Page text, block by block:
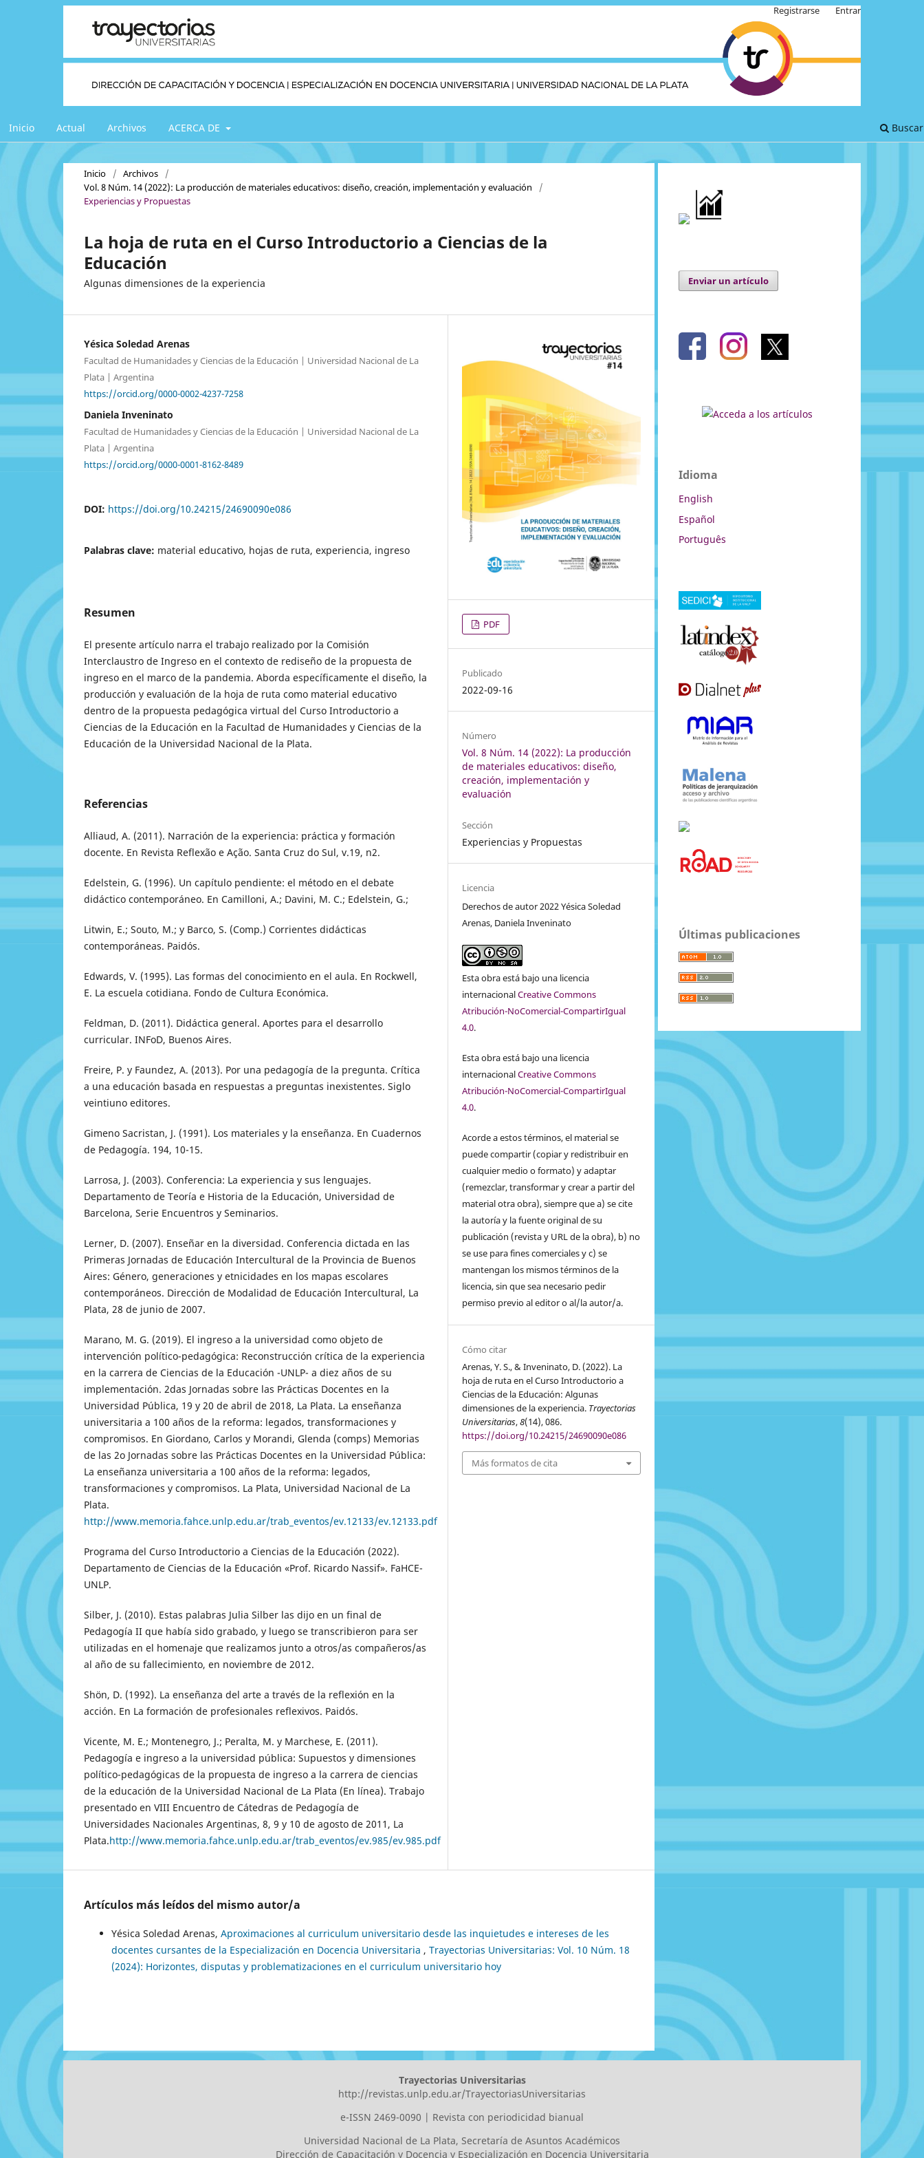
Inicio Actual Archivos ACERCA DE Buscar
Registrarse Entrar
Inicio / Archivos
/
Vol. 8 Núm. 14 (2022): La producción de materiales educativos: diseño, creación, implementación y evaluación
/
Experiencias y Propuestas
La hoja de ruta en el Curso Introductorio a Ciencias de la
Educación
Algunas dimensiones de la experiencia
Yésica Soledad Arenas
Facultad de Humanidades y Ciencias de la Educación | Universidad Nacional de La
Plata | Argentina
https://orcid.org/0000-0002-4237-7258
Daniela Inveninato
Facultad de Humanidades y Ciencias de la Educación | Universidad Nacional de La
Plata | Argentina
https://orcid.org/0000-0001-8162-8489
DOI: https://doi.org/10.24215/24690090e086
Palabras clave: material educativo, hojas de ruta, experiencia, ingreso
Resumen
El presente artículo narra el trabajo realizado por la Comisión
Interclaustro de Ingreso en el contexto de rediseño de la propuesta de
ingreso en el marco de la pandemia. Aborda específicamente el diseño, la
producción y evaluación de la hoja de ruta como material educativo
dentro de la propuesta pedagógica virtual del Curso Introductorio a
Ciencias de la Educación en la Facultad de Humanidades y Ciencias de la
Educación de la Universidad Nacional de la Plata.
Referencias
Alliaud, A. (2011). Narración de la experiencia: práctica y formación
docente. En Revista Reflexão e Ação. Santa Cruz do Sul, v.19, n2.
Edelstein, G. (1996). Un capítulo pendiente: el método en el debate
didáctico contemporáneo. En Camilloni, A.; Davini, M. C.; Edelstein, G.;
Litwin, E.; Souto, M.; y Barco, S. (Comp.) Corrientes didácticas
contemporáneas. Paidós.
Edwards, V. (1995). Las formas del conocimiento en el aula. En Rockwell,
E. La escuela cotidiana. Fondo de Cultura Económica.
Feldman, D. (2011). Didáctica general. Aportes para el desarrollo
curricular. INFoD, Buenos Aires.
Freire, P. y Faundez, A. (2013). Por una pedagogía de la pregunta. Crítica
a una educación basada en respuestas a preguntas inexistentes. Siglo
veintiuno editores.
Gimeno Sacristan, J. (1991). Los materiales y la enseñanza. En Cuadernos
de Pedagogía. 194, 10-15.
Larrosa, J. (2003). Conferencia: La experiencia y sus lenguajes.
Departamento de Teoría e Historia de la Educación, Universidad de
Barcelona, Serie Encuentros y Seminarios.
Lerner, D. (2007). Enseñar en la diversidad. Conferencia dictada en las
Primeras Jornadas de Educación Intercultural de la Provincia de Buenos
Aires: Género, generaciones y etnicidades en los mapas escolares
contemporáneos. Dirección de Modalidad de Educación Intercultural, La
Plata, 28 de junio de 2007.
Marano, M. G. (2019). El ingreso a la universidad como objeto de
intervención político-pedagógica: Reconstrucción crítica de la experiencia
en la carrera de Ciencias de la Educación -UNLP- a diez años de su
implementación. 2das Jornadas sobre las Prácticas Docentes en la
Universidad Pública, 19 y 20 de abril de 2018, La Plata. La enseñanza
universitaria a 100 años de la reforma: legados, transformaciones y
compromisos. En Giordano, Carlos y Morandi, Glenda (comps) Memorias
de las 2o Jornadas sobre las Prácticas Docentes en la Universidad Pública:
La enseñanza universitaria a 100 años de la reforma: legados,
transformaciones y compromisos. La Plata, Universidad Nacional de La
Plata.
http://www.memoria.fahce.unlp.edu.ar/trab_eventos/ev.12133/ev.12133.pdf
Programa del Curso Introductorio a Ciencias de la Educación (2022).
Departamento de Ciencias de la Educación «Prof. Ricardo Nassif». FaHCE-
UNLP.
Silber, J. (2010). Estas palabras Julia Silber las dijo en un final de
Pedagogía II que había sido grabado, y luego se transcribieron para ser
utilizadas en el homenaje que realizamos junto a otros/as compañeros/as
al año de su fallecimiento, en noviembre de 2012.
Shön, D. (1992). La enseñanza del arte a través de la reflexión en la
acción. En La formación de profesionales reflexivos. Paidós.
Vicente, M. E.; Montenegro, J.; Peralta, M. y Marchese, E. (2011).
Pedagogía e ingreso a la universidad pública: Supuestos y dimensiones
político-pedagógicas de la propuesta de ingreso a la carrera de ciencias
de la educación de la Universidad Nacional de La Plata (En línea). Trabajo
presentado en VIII Encuentro de Cátedras de Pedagogía de
Universidades Nacionales Argentinas, 8, 9 y 10 de agosto de 2011, La
Plata.http://www.memoria.fahce.unlp.edu.ar/trab_eventos/ev.985/ev.985.pdf
PDF
Publicado
2022-09-16
Número
Vol. 8 Núm. 14 (2022): La producción
de materiales educativos: diseño,
creación, implementación y
evaluación
Sección
Experiencias y Propuestas
Licencia
Derechos de autor 2022 Yésica Soledad
Arenas, Daniela Inveninato
Esta obra está bajo una licencia
internacionalCreative Commons
Atribución-NoComercial-CompartirIgual
4.0.
Esta obra está bajo una licencia
internacionalCreative Commons
Atribución-NoComercial-CompartirIgual
4.0.
Acorde a estos términos, el material se
puede compartir (copiar y redistribuir en
cualquier medio o formato) y adaptar
(remezclar, transformar y crear a partir del
material otra obra), siempre que a) se cite
la autoría y la fuente original de su
publicación (revista y URL de la obra), b) no
se use para fines comerciales y c) se
mantengan los mismos términos de la
licencia, sin que sea necesario pedir
permiso previo al editor o al/la autor/a.
Cómo citar
Arenas, Y. S., & Inveninato, D. (2022). La
hoja de ruta en el Curso Introductorio a
Ciencias de la Educación: Algunas
dimensiones de la experiencia. Trayectorias
Universitarias,8(14), 086.
https://doi.org/10.24215/24690090e086
Más formatos de cita
Artículos más leídos del mismo autor/a
Yésica Soledad Arenas, Aproximaciones al curriculum universitario desde las inquietudes e intereses de les
docentes cursantes de la Especialización en Docencia Universitaria , Trayectorias Universitarias: Vol. 10 Núm. 18
(2024): Horizontes, disputas y problematizaciones en el curriculum universitario hoy
Enviar un artículo
Idioma
English
Español
Português
Últimas publicaciones
Trayectorias Universitarias
http://revistas.unlp.edu.ar/TrayectoriasUniversitarias
e-ISSN 2469-0090 | Revista con periodicidad bianual
Universidad Nacional de La Plata, Secretaría de Asuntos Académicos
Dirección de Capacitación y Docencia y Especialización en Docencia Universitaria